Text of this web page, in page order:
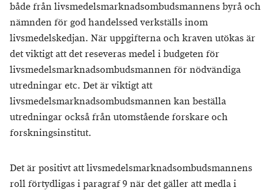
både från livsmedelsmarknadsombudsmannens byrå och
nämnden för god handelssed verkställs inom
livsmedelskedjan. När uppgifterna och kraven utökas är
det viktigt att det reseveras medel i budgeten för
livsmedelsmarknadsombudsmannen för nödvändiga
utredningar etc. Det är viktigt att
livsmedelsmarknadsombudsmannen kan beställa
utredningar också från utomstående forskare och
forskningsinstitut.
Det är positivt att livsmedelsmarknadsombudsmannens
roll förtydligas i paragraf 9 när det gäller att medla i